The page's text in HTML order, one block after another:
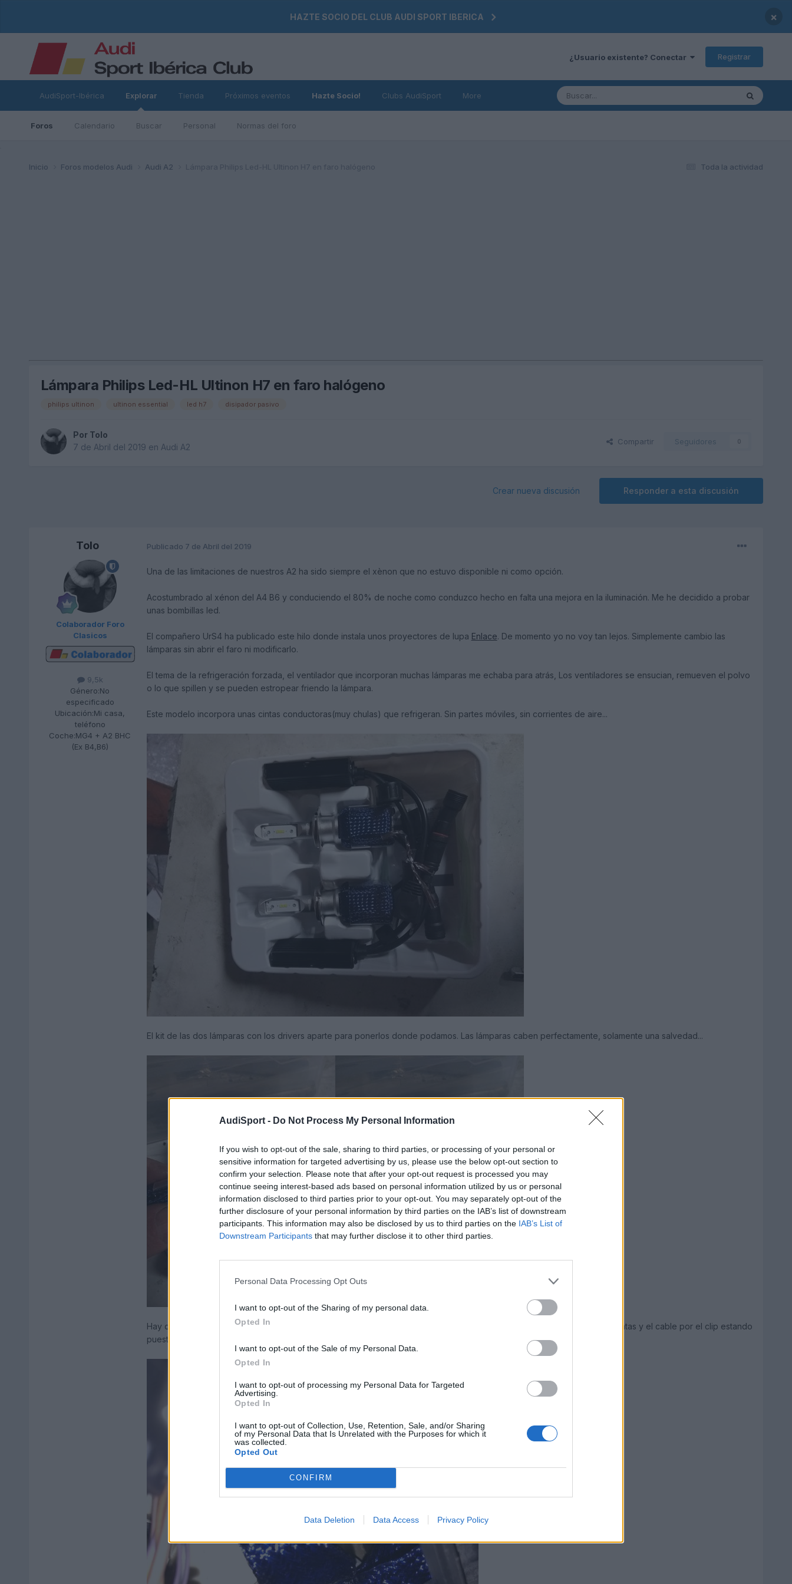
AudiSport - Do Not Process My Personal Information
If you wish to opt-out of the sale, sharing to third parties, or processing of your personal or
sensitive information for targeted advertising by us, please use the below opt-out section to
confirm your selection. Please note that after your opt-out request is processed you may
continue seeing interest-based ads based on personal information utilized by us or personal
information disclosed to third parties prior to your opt-out. You may separately opt-out of the
further disclosure of your personal information by third parties on the IAB’s list of downstream
participants. This information may also be disclosed by us to third parties on the IAB’s List of
Downstream Participants that may further disclose it to other third parties.
Personal Data Processing Opt Outs
I want to opt-out of the Sharing of my personal data.
Opted In
I want to opt-out of the Sale of my Personal Data.
Opted In
I want to opt-out of processing my Personal Data for Targeted
Advertising.
Opted In
I want to opt-out of Collection, Use, Retention, Sale, and/or Sharing
of my Personal Data that Is Unrelated with the Purposes for which it
was collected.
Opted Out
CONFIRM
Data Deletion Data Access Privacy Policy
HAZTE SOCIO DEL CLUB AUDI SPORT IBERICA ×
¿Usuario existente? Conectar Registrar
AudiSport-Ibérica Explorar
Foros Calendario Buscar Personal Normas del foro
Tienda Próximos eventos Hazte Socio! Clubs AudiSport More
Toda la actividad
Inicio Foros modelos Audi Audi A2
Lámpara Philips Led-HL Ultinon H7 en faro halógeno
philips ultinon ultinon essential led h7 disipador pasivo
Por Tolo
7 de Abril del 2019 en Audi A2
Compartir Seguidores 0
Responder a esta discusión
Crear nueva discusión
Tolo
Colaborador Foro
Clasicos
9,5k
Género:No
especificado
Ubicación:Mi casa,
teléfono
Coche:MG4 + A2 BHC
(Ex B4,B6)
Publicado 7 de Abril del 2019
Una de las limitaciones de nuestros A2 ha sido siempre el xènon que no estuvo disponible ni como opción.
Acostumbrado al xénon del A4 B6 y conduciendo el 80% de noche como conduzco hecho en falta una mejora en la iluminación. Me he decidido a probar
unas bombillas led.
El compañero UrS4 ha publicado este hilo donde instala unos proyectores de lupa Enlace. De momento yo no voy tan lejos. Simplemente cambio las
lámparas sin abrir el faro ni modificarlo.
El tema de la refrigeración forzada, el ventilador que incorporan muchas lámparas me echaba para atrás, Los ventiladores se ensucian, remueven el polvo
o lo que spillen y se pueden estropear friendo la lámpara.
Este modelo incorpora unas cintas conductoras(muy chulas) que refrigeran. Sin partes móviles, sin corrientes de aire...
El kit de las dos lámparas con los drivers aparte para ponerlos donde podamos. Las lámparas caben perfectamente, solamente una salvedad...
Hay que sacar el clip que sujeta la lámpara halógena porqué si no es muy engorroso (por no decir imposible) pasar las cintas y el cable por el clip estando
puesto. Mejor sacar el clip pasarlo por la lámpara, colocar la lámpara y enganchar el clip.